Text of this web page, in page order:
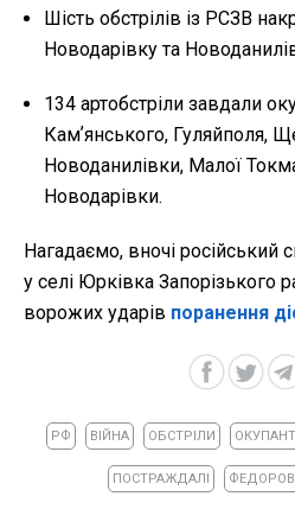
Шість обстрілів із РСЗВ
Новодарівку та
134 артобстріли завдали
Камʼянського, Гуляйполя,
Новоданилівки, Малої
Новодарівки.
Нагадаємо, вночі
у селі Юрківка Запорізького
ворожих ударів поранення
РФ ВІЙНА ОБСТРІЛИ
ПОСТРАЖДАЛІ ФЕДОРОВ